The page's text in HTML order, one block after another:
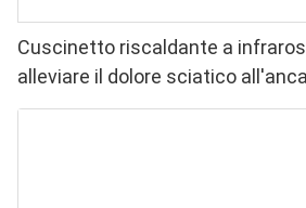
Cuscinetto riscaldante a
alleviare il dolore sciatico